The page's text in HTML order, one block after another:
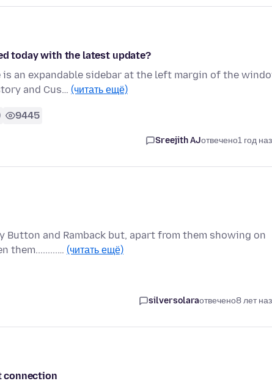
today with the latest update?
an expandable sidebar at the left margin of the
and Cus… (читать ещё)
9445
Sreejith AJотвечено1 год
Button and Ramback but, apart from them showing on
them.........… (читать ещё)
silversolaraотвечено8 лет
connection